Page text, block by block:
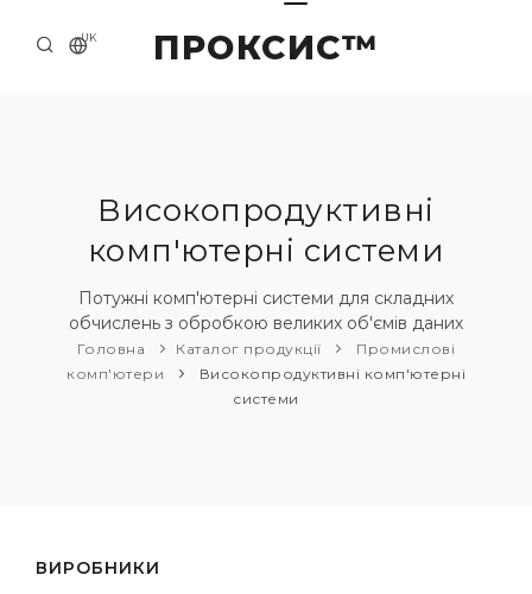
ПРОКСИС™
UK
ПРО НАС
ПРИКЛАДИ ТА РІШЕННЯ
КАТАЛОГ ПРОДУКЦІЇ
НОВИНИ
Високопродуктивні
комп'ютерні системи
Потужні комп'ютерні системи для складних
обчислень з обробкою великих об'ємів даних
Головна Каталог продукції
Промислові
комп'ютери
Високопродуктивні комп'ютерні
системи
ВИРОБНИКИ